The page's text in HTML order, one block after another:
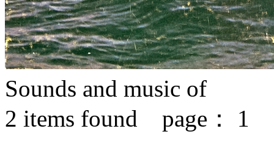
Sounds and music of
2 items found page： 1